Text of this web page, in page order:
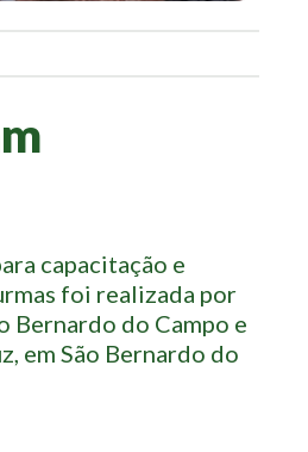
capacitação e
foi realizada por
Bernardo do Campo e
em São Bernardo do